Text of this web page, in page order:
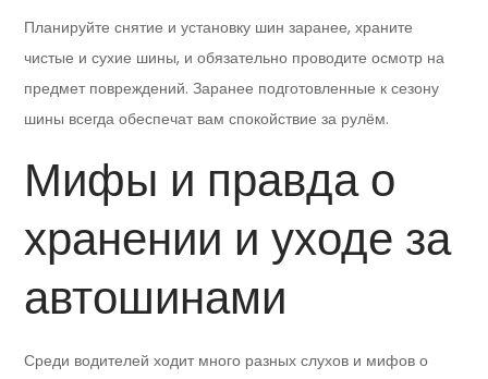
Планируйте снятие и установку шин заранее, храните
чистые и сухие шины, и обязательно проводите осмотр на
предмет повреждений. Заранее подготовленные к сезону
шины всегда обеспечат вам спокойствие за рулём.
Мифы и правда о
хранении и уходе за
автошинами
Среди водителей ходит много разных слухов и мифов о